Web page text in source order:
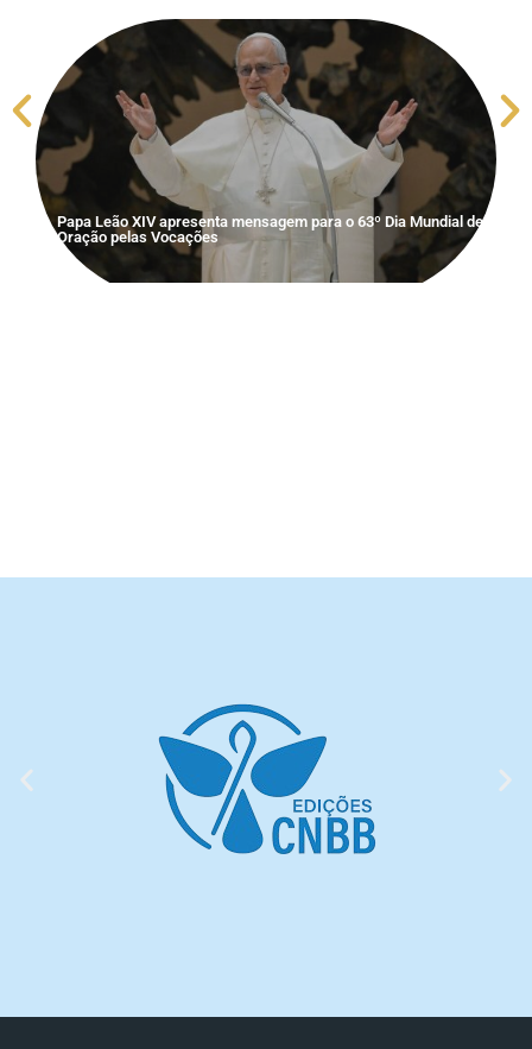
Papa Leão XIV apresenta mensagem para o 63º Dia Mundial de
Oração pelas Vocações